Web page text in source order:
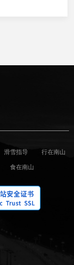
食在南山
滑雪指导 行在南山